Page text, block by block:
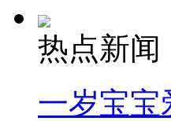
热点新闻
一岁宝宝